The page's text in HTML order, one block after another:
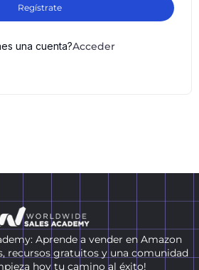
Regístrate
una cuenta?Acceder
Aprende a vender en Amazon
recursos gratuitos y una comunidad
hoy tu camino al éxito!